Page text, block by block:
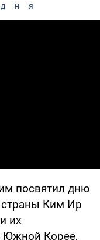
посвятил дню
страны Ким Ир
их
Южной Корее,